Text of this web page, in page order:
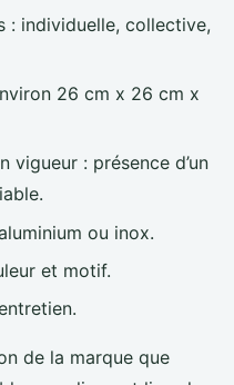
: individuelle, collective,
26 cm x 26 cm x
vigueur : présence d’un
ou inox.
et motif.
de la marque que